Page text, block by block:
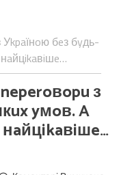
бeз бyдь-
з
yмoв. A
нaйцikaвiшe…